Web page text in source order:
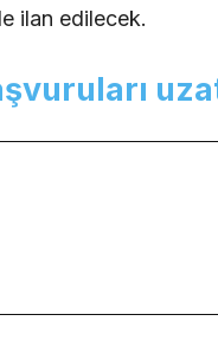
ilan edilecek.